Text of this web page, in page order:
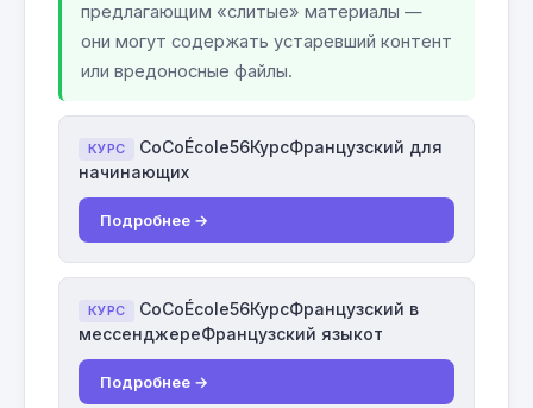
предлагающим «слитые» материалы —
они могут содержать устаревший контент
или вредоносные файлы.
КУРС
CoCoÉcole56КурсФранцузский для
начинающих
Подробнее →
КУРС
CoCoÉcole56КурсФранцузский в
мессенджереФранцузский языкот
Подробнее →